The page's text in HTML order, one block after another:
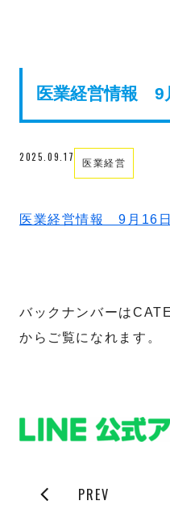
医業経営情報 9
2025.09.17 医業経営
医業経営情報 9月16日
バックナンバーは
からご覧になれます。
PREV